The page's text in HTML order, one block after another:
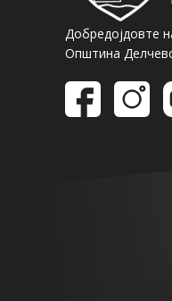
Добредојдовте
Општина